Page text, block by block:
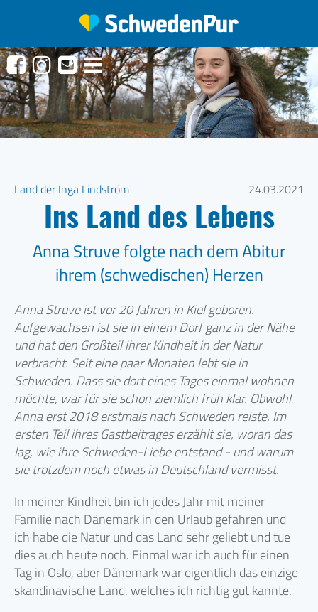
Land der Inga Lindström 24.03.2021
Ins Land des Lebens
Anna Struve folgte nach dem Abitur
ihrem (schwedischen) Herzen
Anna Struve ist vor 20 Jahren in Kiel geboren.
Aufgewachsen ist sie in einem Dorf ganz in der Nähe
und hat den Großteil ihrer Kindheit in der Natur
verbracht. Seit eine paar Monaten lebt sie in
Schweden. Dass sie dort eines Tages einmal wohnen
möchte, war für sie schon ziemlich früh klar. Obwohl
Anna erst 2018 erstmals nach Schweden reiste. Im
ersten Teil ihres Gastbeitrages erzählt sie, woran das
lag, wie ihre Schweden-Liebe entstand - und warum
sie trotzdem noch etwas in Deutschland vermisst.
In meiner Kindheit bin ich jedes Jahr mit meiner
Familie nach Dänemark in den Urlaub gefahren und
ich habe die Natur und das Land sehr geliebt und tue
dies auch heute noch. Einmal war ich auch für einen
Tag in Oslo, aber Dänemark war eigentlich das einzige
skandinavische Land, welches ich richtig gut kannte.